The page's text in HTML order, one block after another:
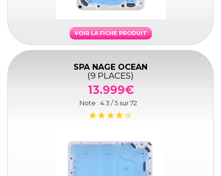
VOIR LA FICHE PRODUIT
SPA NAGE OCEAN
(9 PLACES)
13.999€
Note : 4.3 / 5 sur72